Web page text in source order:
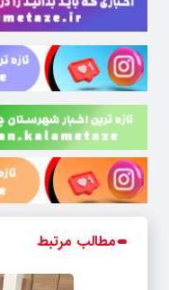
مطالب مرتبط